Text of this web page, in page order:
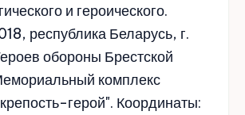
и героического.
республика Беларусь, г.
обороны Брестской
комплекс
герой". Координаты: